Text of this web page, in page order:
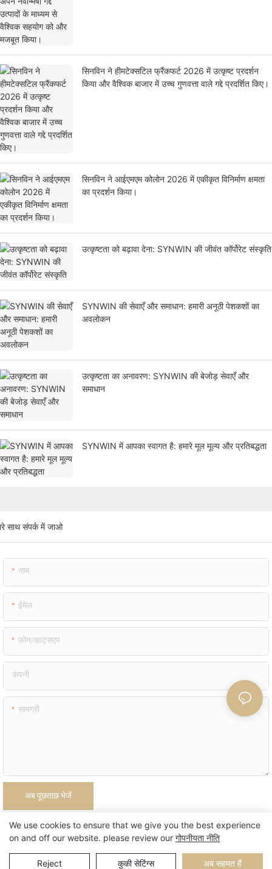
सिनविन ने हीमटेक्सटिल फ्रैंकफर्ट 2026 में उत्कृष्ट प्रदर्शन
किया और वैश्विक बाजार में उच्च गुणवत्ता वाले गद्दे प्रदर्शित किए।
सिनविन ने आईएमएम कोलोन 2026 में एकीकृत विनिर्माण क्षमता
का प्रदर्शन किया।
उत्कृष्टता को बढ़ावा देना: SYNWIN की जीवंत कॉर्पोरेट संस्कृति
SYNWIN की सेवाएँ और समाधान: हमारी अनूठी पेशकशों का
अवलोकन
उत्कृष्टता का अनावरण: SYNWIN की बेजोड़ सेवाएँ और
समाधान
SYNWIN में आपका स्वागत है: हमारे मूल मूल्य और प्रतिबद्धता
साथ संपर्क में जाओ
नाम
ईमेल
फ़ोन/व्हाट्सएप
कंपनी
सामग्री
अब पूछताछ भेजें
We use cookies to ensure that we give you the best experience
on and off our website. please review our गोपनीयता नीति
Reject कुकी सेटिंग्स अब सहमत हैं